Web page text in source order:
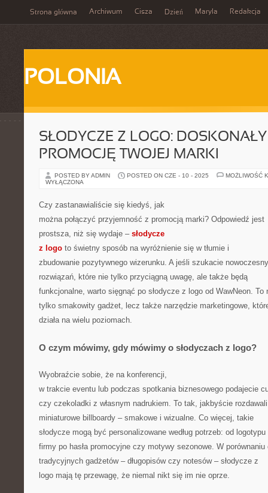
Strona główna Archiwum Cisza Dzień Maryla Redakcja
POLONIA
SŁODYCZE Z LOGO:
PROMOCJĘ TWOJEJ MARKI
POSTED BY ADMIN POSTED ON CZE - 10 - 2025
MOŻLIWOŚĆ
WYŁĄCZONA
Czy zastanawialiście się kiedyś, jak
można połączyć przyjemność z promocją marki? Odpowiedź jest
prostsza, niż się wydaje – słodycze
z logo to świetny sposób na wyróżnienie się w tłumie i
zbudowanie pozytywnego wizerunku. A jeśli szukacie
rozwiązań, które nie tylko przyciągną uwagę, ale także będą
funkcjonalne, warto sięgnąć po słodycze z logo od WawNeon. To
tylko smakowity gadżet, lecz także narzędzie marketingowe,
działa na wielu poziomach.
O czym mówimy, gdy mówimy o słodyczach z logo?
Wyobraźcie sobie, że na konferencji,
w trakcie eventu lub podczas spotkania biznesowego podajecie
czy czekoladki z własnym nadrukiem. To tak, jakbyście rozdawali
miniaturowe billboardy – smakowe i wizualne. Co więcej, takie
słodycze mogą być personalizowane według potrzeb: od logotypu
firmy po hasła promocyjne czy motywy sezonowe. W porównaniu
tradycyjnych gadżetów – długopisów czy notesów – słodycze z
logo mają tę przewagę, że niemal nikt się im nie oprze.